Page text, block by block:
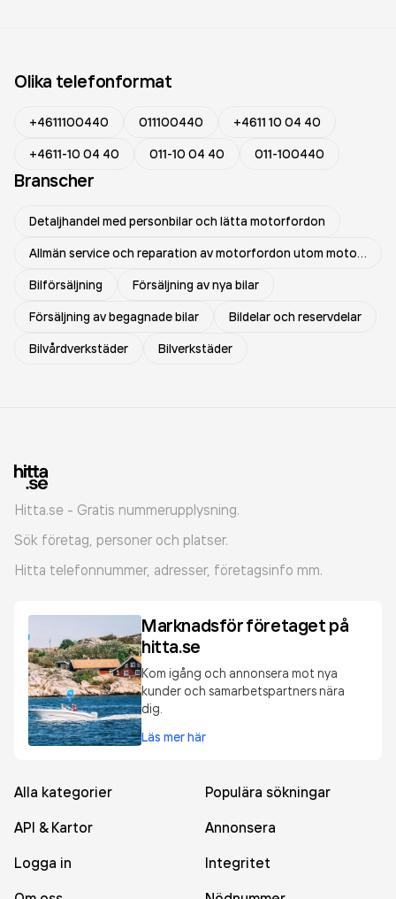
Olika telefonformat
+4611100440 011100440
+4611 10 04 40
+4611-10 04 40
011-10 04 40 011-100440
Branscher
Detaljhandel med personbilar och lätta motorfordon
Allmän service och reparation av motorfordon utom motorcyklar
Bilförsäljning
Försäljning av nya bilar
Försäljning av begagnade bilar
Bildelar och reservdelar
Bilvårdverkstäder
Bilverkstäder
Hitta.se - Gratis nummerupplysning.
Sök företag, personer och platser.
Hitta telefonnummer, adresser, företagsinfo mm.
Marknadsför företaget på
hitta.se
Kom igång och annonsera mot nya
kunder och samarbetspartners nära
dig.
Läs mer här
Alla kategorier
Populära sökningar
API & Kartor
Annonsera
Logga in
Integritet